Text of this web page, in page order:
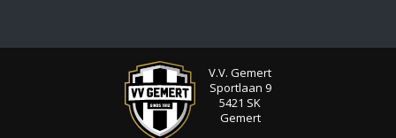
V.V. Gemert
Sportlaan 9
5421 SK
Gemert